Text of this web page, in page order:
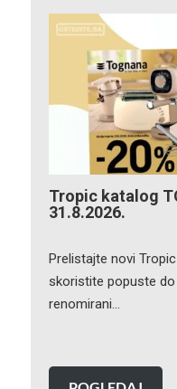
Tropic katalog
31.8.2026.
Prelistajte novi
skoristite popuste
renomirani…